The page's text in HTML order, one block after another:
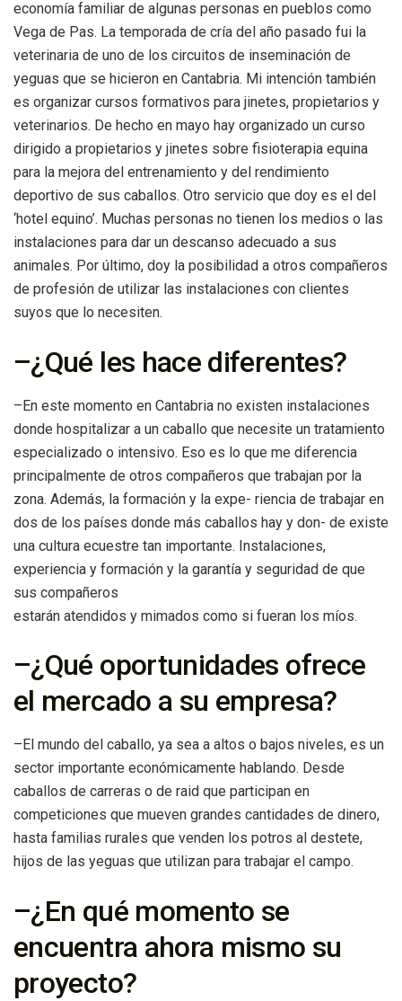
economía familiar de algunas personas en pueblos como
Vega de Pas. La temporada de cría del año pasado fui la
veterinaria de uno de los circuitos de inseminación de
yeguas que se hicieron en Cantabria. Mi intención también
es organizar cursos formativos para jinetes, propietarios y
veterinarios. De hecho en mayo hay organizado un curso
dirigido a propietarios y jinetes sobre fisioterapia equina
para la mejora del entrenamiento y del rendimiento
deportivo de sus caballos. Otro servicio que doy es el del
‘hotel equino’. Muchas personas no tienen los medios o las
instalaciones para dar un descanso adecuado a sus
animales. Por último, doy la posibilidad a otros compañeros
de profesión de utilizar las instalaciones con clientes
suyos que lo necesiten.
–¿Qué les hace diferentes?
–En este momento en Cantabria no existen instalaciones
donde hospitalizar a un caballo que necesite un tratamiento
especializado o intensivo. Eso es lo que me diferencia
principalmente de otros compañeros que trabajan por la
zona. Además, la formación y la expe- riencia de trabajar en
dos de los países donde más caballos hay y don- de existe
una cultura ecuestre tan importante. Instalaciones,
experiencia y formación y la garantía y seguridad de que
sus compañeros
estarán atendidos y mimados como si fueran los míos.
–¿Qué oportunidades ofrece
el mercado a su empresa?
–El mundo del caballo, ya sea a altos o bajos niveles, es un
sector importante económicamente hablando. Desde
caballos de carreras o de raid que participan en
competiciones que mueven grandes cantidades de dinero,
hasta familias rurales que venden los potros al destete,
hijos de las yeguas que utilizan para trabajar el campo.
–¿En qué momento se
encuentra ahora mismo su
proyecto?